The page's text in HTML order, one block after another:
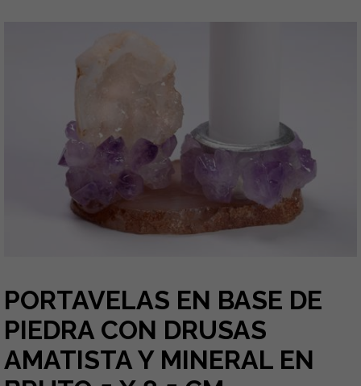
PORTAVELAS EN BASE DE
PIEDRA CON DRUSAS
AMATISTA Y MINERAL EN